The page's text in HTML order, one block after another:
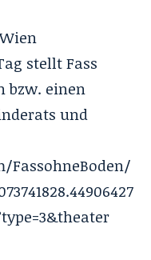
stellt Fass
bzw. einen
und